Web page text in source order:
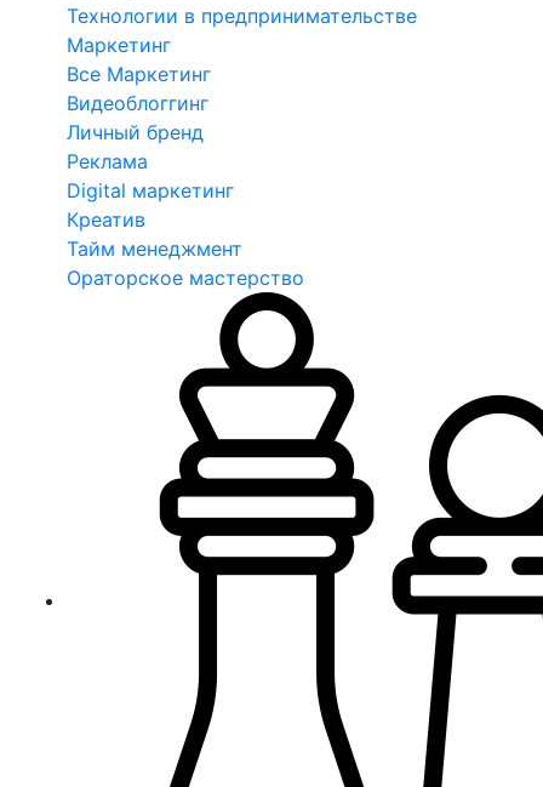
Технологии в предпринимательстве
Маркетинг
Все Маркетинг
Видеоблоггинг
Личный бренд
Реклама
Digital маркетинг
Креатив
Тайм менеджмент
Ораторское мастерство